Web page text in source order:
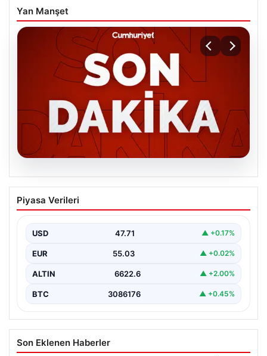
Yan Manşet
MGK’den 8 maddelik kritik bildiri: Dikkat
çeken ‘Terörsüz Bölge’ vurgusu
Piyasa Verileri
USD 47.71 ▲ +0.17%
EUR 55.03 ▲ +0.02%
ALTIN 6622.6 ▲ +2.00%
BTC 3086176 ▲ +0.45%
Son Eklenen Haberler